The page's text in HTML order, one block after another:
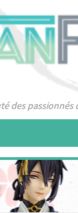
des passionnés